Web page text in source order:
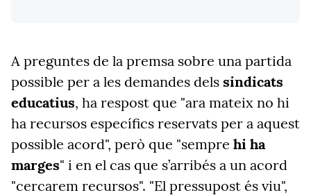
A preguntes de la premsa sobre una partida
possible per a les demandes dels sindicats
educatius, ha respost que "ara mateix no hi
ha recursos específics reservats per a aquest
possible acord", però que "sempre hi ha
marges" i en el cas que s’arribés a un acord
"cercarem recursos". "El pressupost és viu",